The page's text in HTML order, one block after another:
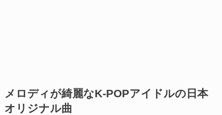
メロディが綺麗なK-POPアイドルの日本
オリジナル曲